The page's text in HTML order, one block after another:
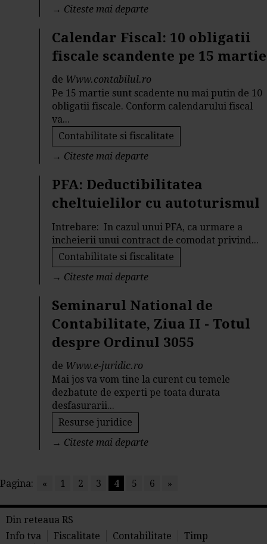
→ Citeste mai departe
Calendar Fiscal: 10 obligatii
fiscale scandente pe 15 martie
de Www.contabilul.ro
Pe 15 martie sunt scadente nu mai putin de 10
obligatii fiscale. Conform calendarului fiscal
va...
Contabilitate si fiscalitate
→ Citeste mai departe
PFA: Deductibilitatea
cheltuielilor cu autoturismul
Intrebare: In cazul unui PFA, ca urmare a
incheierii unui contract de comodat privind...
Contabilitate si fiscalitate
→ Citeste mai departe
Seminarul National de
Contabilitate, Ziua II - Totul
despre Ordinul 3055
de Www.e-juridic.ro
Mai jos va vom tine la curent cu temele
dezbatute de experti pe toata durata
desfasurarii...
Resurse juridice
→ Citeste mai departe
Pagina: « 1 2 3 4 5 6 »
Din reteaua RS
Info tva
Fiscalitate Contabilitate
Timp